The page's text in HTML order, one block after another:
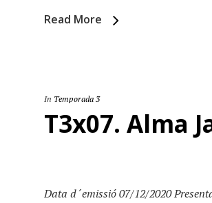
Read More
In Temporada 3
T3x07. Alma
Data d´emissió 07/12/2020